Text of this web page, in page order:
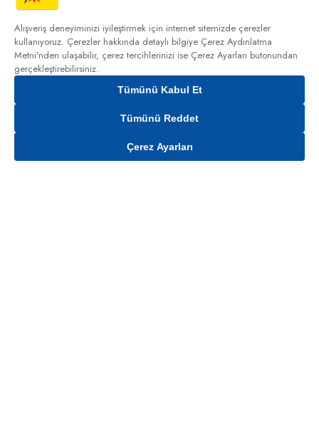
Gelince Haber Ver
Alışveriş deneyiminizi iyileştirmek için internet sitemizde çerezler
kullanıyoruz. Çerezler hakkında detaylı bilgiye Çerez Aydınlatma
Metni'nden ulaşabilir, çerez tercihlerinizi ise Çerez Ayarları butonundan
gerçekleştirebilirsiniz.
Tümünü Kabul Et
Tümünü Reddet
Çerez Ayarları